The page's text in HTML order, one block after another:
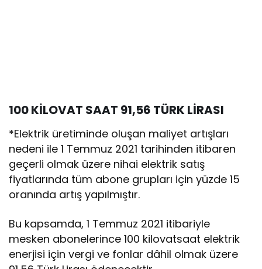
100 KİLOVAT SAAT 91,56 TÜRK LİRASI
*Elektrik üretiminde oluşan maliyet artışları
nedeni ile 1 Temmuz 2021 tarihinden itibaren
geçerli olmak üzere nihai elektrik satış
fiyatlarında tüm abone grupları için yüzde 15
oranında artış yapılmıştır.
Bu kapsamda, 1 Temmuz 2021 itibariyle
mesken abonelerince 100 kilovatsaat elektrik
enerjisi için vergi ve fonlar dâhil olmak üzere